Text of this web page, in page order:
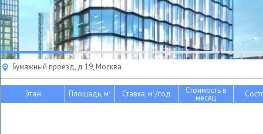
Бумажный проезд, д 19, Москва
Этаж Площадь, м2 Ставка, м2/год Стоимость в
месяц